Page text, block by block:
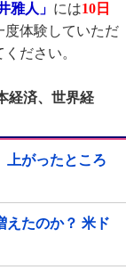
雅人」 には10日
度体験していただ
ださい。
経済、世界経
上がったところ
えたのか？ 米ド